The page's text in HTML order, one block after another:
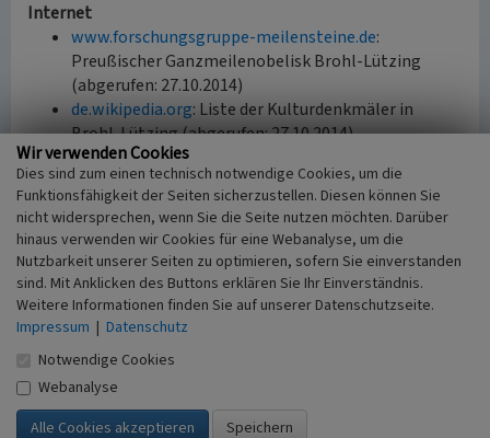
Internet
www.forschungsgruppe-meilensteine.de:
Preußischer Ganzmeilenobelisk Brohl-Lützing
(abgerufen: 27.10.2014)
de.wikipedia.org: Liste der Kulturdenkmäler in
Brohl-Lützing (abgerufen: 27.10.2014)
kulturvereinbrohl.de
(abgerufen: 12.01.2025)
Literatur
Köhler, Werner (2007) Von Wegeabgaben zur
Autobahnmaut. Die Erhebung von Chaussee-, Fähr-
und Brückeneinnahmen durch das Königleich-
Preußische Hauptsteueramt Wesel im 19.
Jahrhundert. In: Jahrbuch des Kreieses Wesel 28, S.
101-107. Wesel.
Wir verwenden Cookies
Dies sind zum einen technisch notwendige Cookies, um die
Funktionsfähigkeit der Seiten sicherzustellen. Diesen können Sie
nicht widersprechen, wenn Sie die Seite nutzen möchten. Darüber
hinaus verwenden wir Cookies für eine Webanalyse, um die
Nutzbarkeit unserer Seiten zu optimieren, sofern Sie einverstanden
sind. Mit Anklicken des Buttons erklären Sie Ihr Einverständnis.
Weitere Informationen finden Sie auf unserer Datenschutzseite.
Impressum | Datenschutz
Notwendige Cookies
Webanalyse